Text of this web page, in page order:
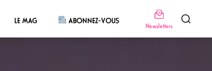
LE MAG ABONNEZ-VOUS
Newsletters